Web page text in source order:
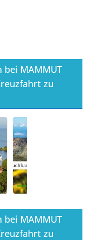
bei MAMMUT
zu
bei MAMMUT
zu